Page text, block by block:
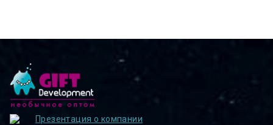
Презентация о компании